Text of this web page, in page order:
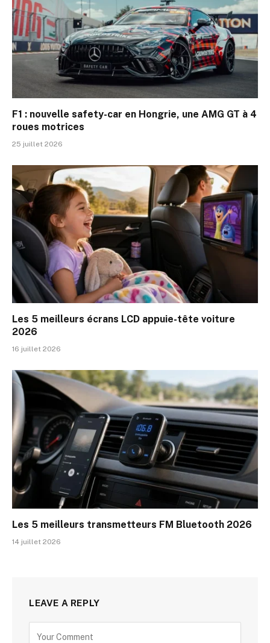
F1 : nouvelle safety-car en Hongrie, une AMG GT à 4
roues motrices
25 juillet 2026
Les 5 meilleurs écrans LCD appuie-tête voiture
2026
16 juillet 2026
Les 5 meilleurs transmetteurs FM Bluetooth 2026
14 juillet 2026
LEAVE A REPLY